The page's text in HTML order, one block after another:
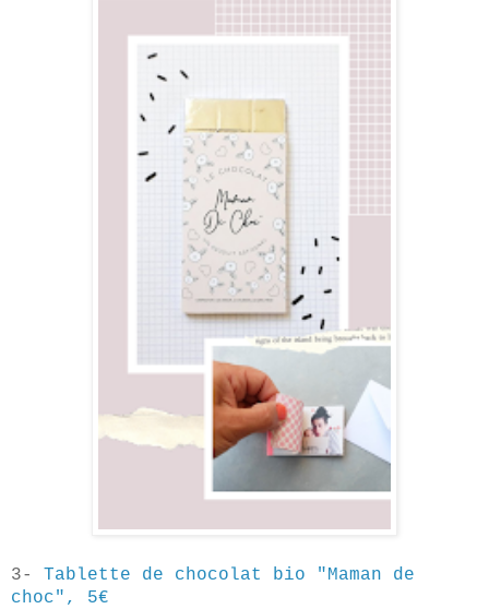
3- Tablette de chocolat bio "Maman de
choc", 5€